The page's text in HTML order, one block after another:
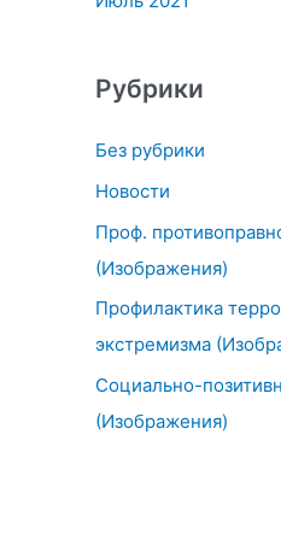
Рубрики
Без рубрики
Новости
Проф.
(Изображения)
Профилактика
экстремизма
Социально-
(Изображения)